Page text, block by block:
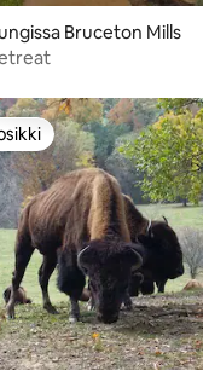
Bruceton Mills
parhaimmistoa